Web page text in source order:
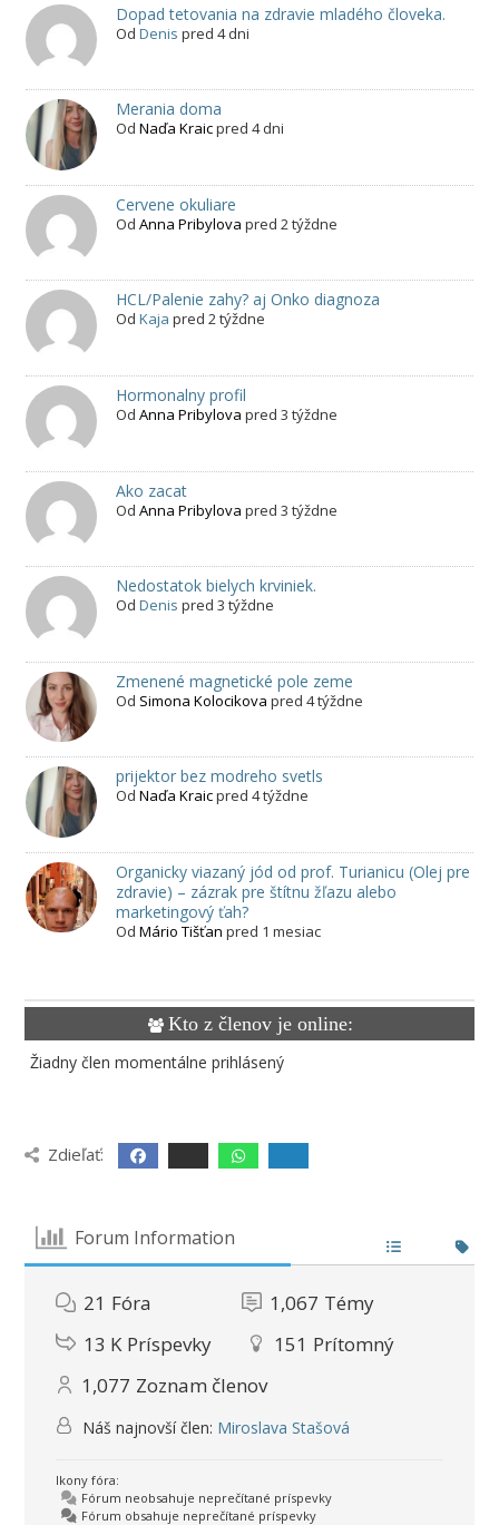
Dopad tetovania na zdravie mladého človeka.
Od Denis pred 4 dni
Merania doma
Od Naďa Kraicpred 4 dni
Cervene okuliare
Od Anna Pribylova pred 2 týždne
HCL/Palenie zahy? aj Onko diagnoza
Od Kaja pred 2 týždne
Hormonalny profil
Od Anna Pribylova pred 3 týždne
Ako zacat
Od Anna Pribylova pred 3 týždne
Nedostatok bielych krviniek.
Od Denis pred 3 týždne
Zmenené magnetické pole zeme
Od Simona Kolocikova pred 4 týždne
prijektor bez modreho svetls
Od Naďa Kraicpred 4 týždne
Organicky viazaný jód od prof. Turianicu (Olej pre
zdravie) – zázrak pre štítnu žľazu alebo
marketingový ťah?
Od Mário Tišťan pred 1 mesiac
Kto z členov je online:
Žiadny člen momentálne prihlásený
Zdieľať:
Forum Information
21 Fóra 1,067 Témy
13 K Príspevky 151 Prítomný
1,077 Zoznam členov
Náš najnovší člen: Miroslava Stašová
Ikony fóra:
Fórum neobsahuje neprečítané príspevky
Fórum obsahuje neprečítané príspevky